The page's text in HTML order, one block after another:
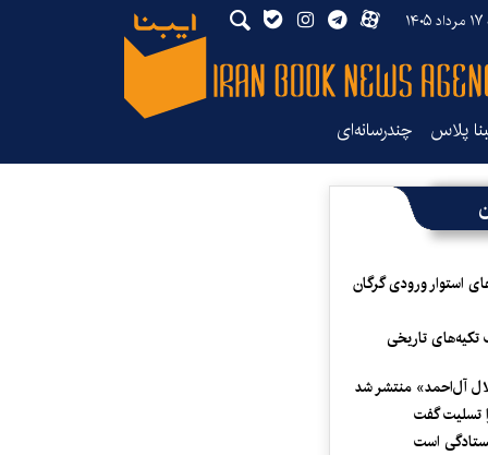
پلاس چندرسانه‌ای
استوار ورودی گرگان
تکیه‌های تاریخی
آل‌احمد» منتشر شد
تسلیت گفت
است